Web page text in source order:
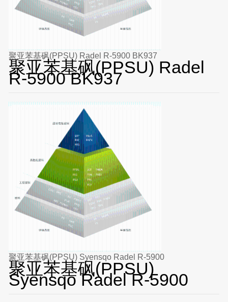
聚亚苯基砜(PPSU) Radel R-5900 BK937
聚亚苯基砜(PPSU) Radel
R-5900 BK937
聚亚苯基砜(PPSU) Syensqo Radel R-5900
聚亚苯基砜(PPSU)
Syensqo Radel R-5900